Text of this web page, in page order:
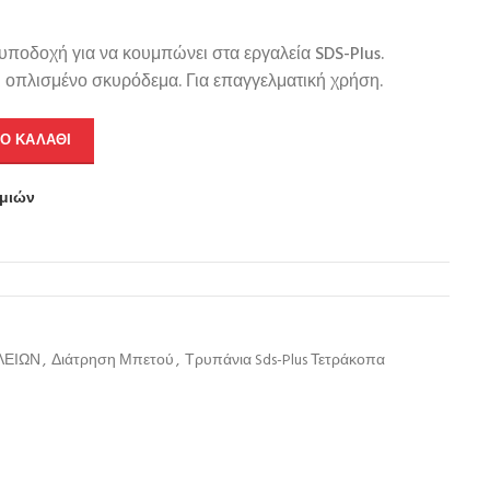
για να κουμπώνει στα εργαλεία SDS-Plus.
οπλισμένο σκυρόδεμα. Για επαγγελματική χρήση.
ΚΑΛΆΘΙ
, Διάτρηση Μπετού, Τρυπάνια Sds-Plus Τετράκοπα